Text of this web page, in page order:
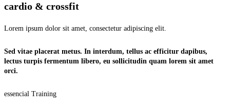
cardio & crossfit
Lorem ipsum dolor sit amet, consectetur adipiscing elit.
Sed vitae placerat metus. In interdum, tellus ac efficitur dapibus,
lectus turpis fermentum libero, eu sollicitudin quam lorem sit amet
orci.
essencial Training